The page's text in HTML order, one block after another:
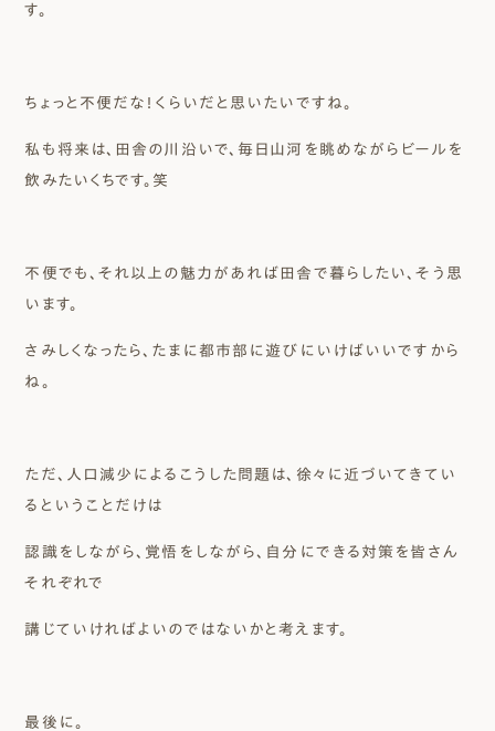
す。
ちょっと不便だな！くらいだと思いたいですね。
私も将来は、田舎の川沿いで、毎日山河を眺めながらビールを
飲みたいくちです。笑
不便でも、それ以上の魅力があれば田舎で暮らしたい、そう思
います。
さみしくなったら、たまに都市部に遊びにいけばいいですから
ね。
ただ、人口減少によるこうした問題は、徐々に近づいてきてい
るということだけは
認識をしながら、覚悟をしながら、自分にできる対策を皆さん
それぞれで
講じていければよいのではないかと考えます。
最後に。